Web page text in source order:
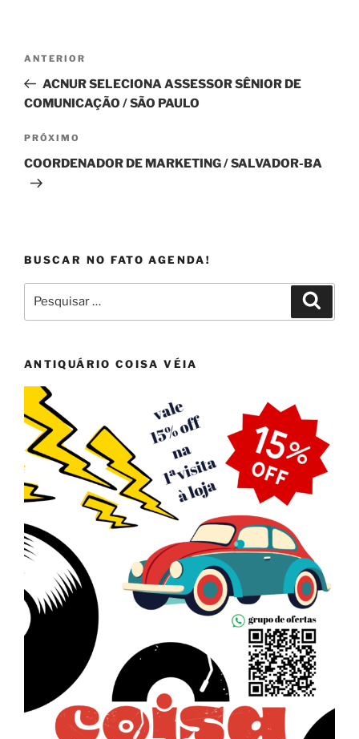
Post
Post
anterior
ANTERIOR
ACNUR SELECIONA ASSESSOR SÊNIOR DE
COMUNICAÇÃO / SÃO PAULO
Próximo
post
PRÓXIMO
COORDENADOR DE MARKETING / SALVADOR-BA
BUSCAR NO FATO AGENDA!
por:
ANTIQUÁRIO COISA VÉIA